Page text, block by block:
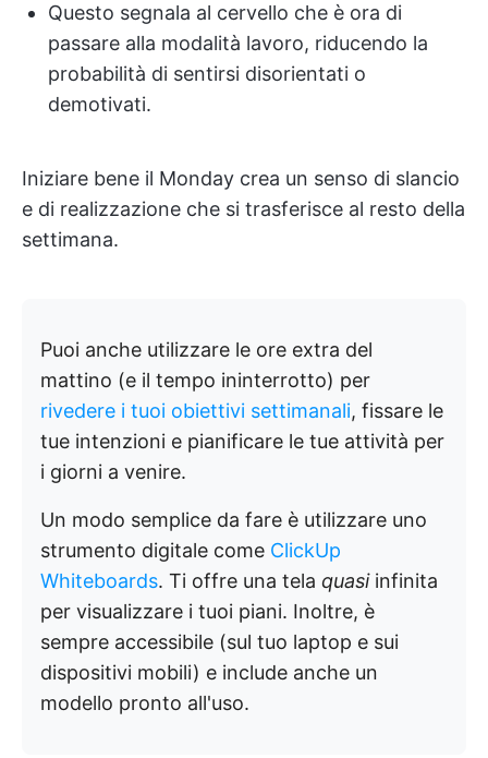
Questo segnala al cervello che è ora di
passare alla modalità lavoro, riducendo la
probabilità di sentirsi disorientati o
demotivati.
Iniziare bene il Monday crea un senso di slancio
e di realizzazione che si trasferisce al resto della
settimana.
Puoi anche utilizzare le ore extra del
mattino (e il tempo ininterrotto) per
rivedere i tuoi obiettivi settimanali, fissare le
tue intenzioni e pianificare le tue attività per
i giorni a venire.
Un modo semplice da fare è utilizzare uno
strumento digitale come ClickUp
Whiteboards. Ti offre una tela quasi infinita
per visualizzare i tuoi piani. Inoltre, è
sempre accessibile (sul tuo laptop e sui
dispositivi mobili) e include anche un
modello pronto all'uso.